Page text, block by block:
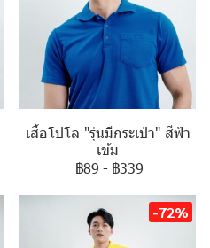
เสื้อโปโล "รุ่นมีกระเป๋า" สีฟ้า
เข้ม
฿89 - ฿339
-72%